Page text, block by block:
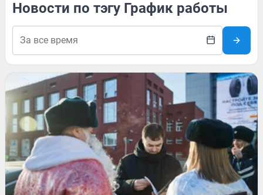
Новости по тэгу График работы